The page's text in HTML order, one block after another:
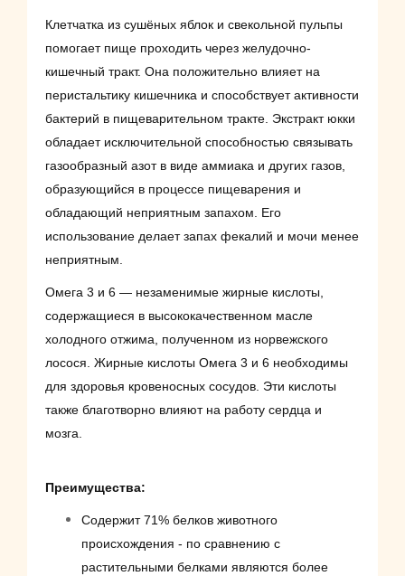
Клетчатка из сушёных яблок и свекольной пульпы
помогает пище проходить через желудочно-
кишечный тракт. Она положительно влияет на
перистальтику кишечника и способствует активности
бактерий в пищеварительном тракте. Экстракт юкки
обладает исключительной способностью связывать
газообразный азот в виде аммиака и других газов,
образующийся в процессе пищеварения и
обладающий неприятным запахом. Его
использование делает запах фекалий и мочи менее
неприятным.
Омега 3 и 6 — незаменимые жирные кислоты,
содержащиеся в высококачественном масле
холодного отжима, полученном из норвежского
лосося. Жирные кислоты Омега 3 и 6 необходимы
для здоровья кровеносных сосудов. Эти кислоты
также благотворно влияют на работу сердца и
мозга.
Преимущества:
Содержит 71% белков животного
происхождения - по сравнению с
растительными белками являются более